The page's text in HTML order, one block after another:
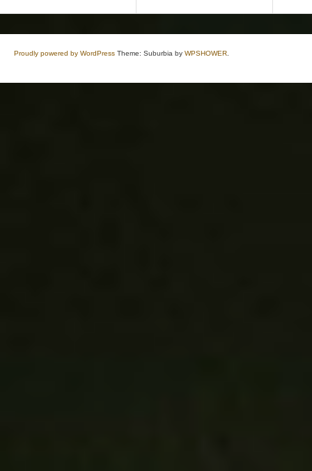
Proudly powered by WordPress Theme: Suburbia by WPSHOWER